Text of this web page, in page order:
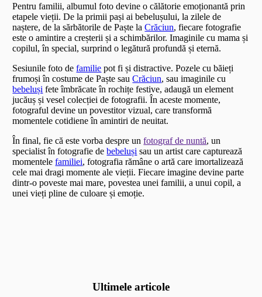
Pentru familii, albumul foto devine o călătorie emoționantă prin
etapele vieții. De la primii pași ai bebelușului, la zilele de
naștere, de la sărbătorile de Paște laCrăciun, fiecare fotografie
este o amintire a creșterii și a schimbărilor. Imaginile cu mama și
copilul, în special, surprind o legătură profundă și eternă.
Sesiunile foto defamilie pot fi și distractive. Pozele cu băieți
frumoși în costume de Paște sauCrăciun, sau imaginile cu
bebeluși fete îmbrăcate în rochițe festive, adaugă un element
jucăuș și vesel colecției de fotografii. În aceste momente,
fotograful devine un povestitor vizual, care transformă
momentele cotidiene în amintiri de neuitat.
În final, fie că este vorba despre unfotograf de nuntă, un
specialist în fotografie debebeluși sau un artist care capturează
momentelefamiliei, fotografia rămâne o artă care imortalizează
cele mai dragi momente ale vieții. Fiecare imagine devine parte
dintr-o poveste mai mare, povestea unei familii, a unui copil, a
unei vieți pline de culoare și emoție.
Ultimele articole